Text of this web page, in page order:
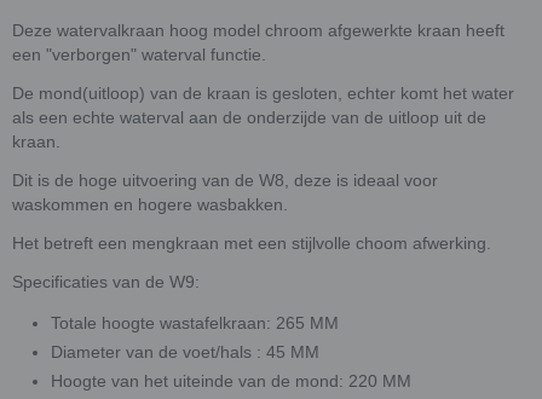
Deze watervalkraan hoog model chroom afgewerkte kraan heeft
een "verborgen" waterval functie.
De mond(uitloop) van de kraan is gesloten, echter komt het water
als een echte waterval aan de onderzijde van de uitloop uit de
kraan.
Dit is de hoge uitvoering van de W8, deze is ideaal voor
waskommen en hogere wasbakken.
Het betreft een mengkraan met een stijlvolle choom afwerking.
Specificaties van de W9:
Totale hoogte wastafelkraan: 265 MM
Diameter van de voet/hals : 45 MM
Hoogte van het uiteinde van de mond: 220 MM